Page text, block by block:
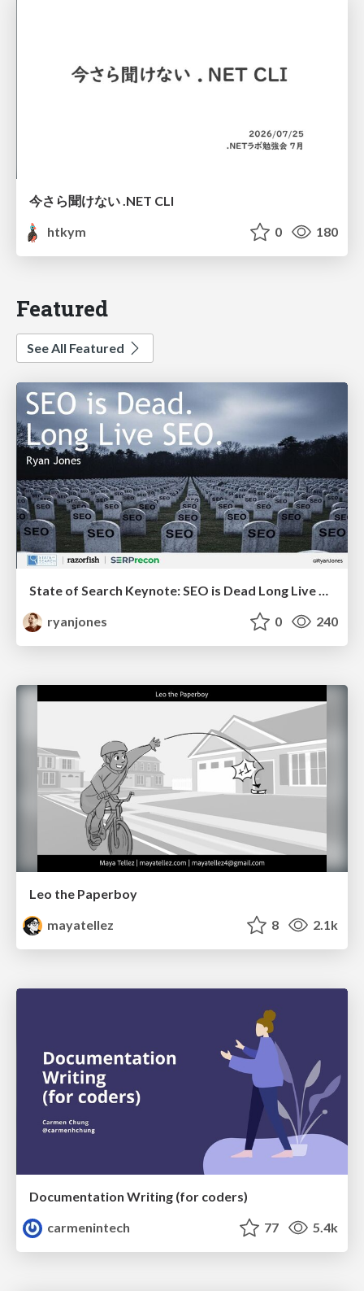
今さら聞けない .NET CLI
htkym
0 180
Featured
See All Featured
State of Search Keynote: SEO is Dead Long Live SEO
ryanjones
0 240
Leo the Paperboy
mayatellez
8 2.1k
Documentation Writing (for coders)
carmenintech
77 5.4k